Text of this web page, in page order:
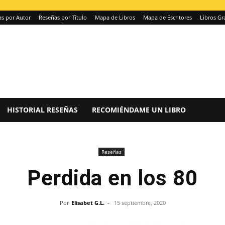
por Autor Reseñas por Título Mapa de Libros Mapa de Escritores Libros
HISTORIAL RESEÑAS RECOMIÉNDAME UN LIBRO
Reseñas
Perdida en los 80
Por Elisabet G.L. - 15 septiembre, 2020